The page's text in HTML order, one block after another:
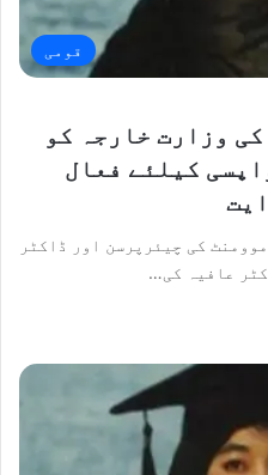
قومی
کی وزارت خارجہ کو
کیلئے فعال
کی چیئرپرسن اور ڈاکٹر
عافیہ کی…